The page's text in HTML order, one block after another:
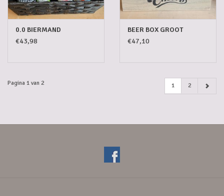
0.0 BIERMAND
€43,98
BEER BOX GROOT
€47,10
Pagina 1 van 2 1 2